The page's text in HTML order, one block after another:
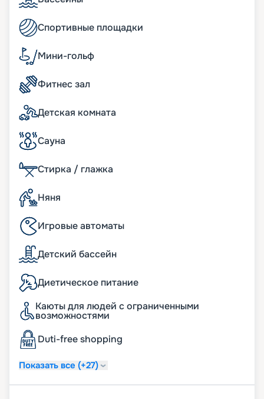
Спортивные площадки
Мини-гольф
Фитнес зал
Детская комната
Сауна
Стирка / глажка
Няня
Игровые автоматы
Детский бассейн
Диетическое питание
Каюты для людей с ограниченными
возможностями
Duti-free shopping
Показать все (+27)